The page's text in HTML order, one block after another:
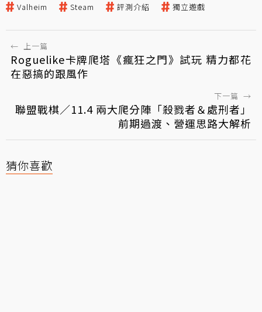
Valheim Steam 評測介紹 獨立遊戲
← 上一篇
Roguelike卡牌爬塔《瘋狂之門》試玩 精力都花
在惡搞的跟風作
下一篇 →
聯盟戰棋／11.4 兩大爬分陣「殺戮者＆處刑者」
前期過渡、營運思路大解析
猜你喜歡